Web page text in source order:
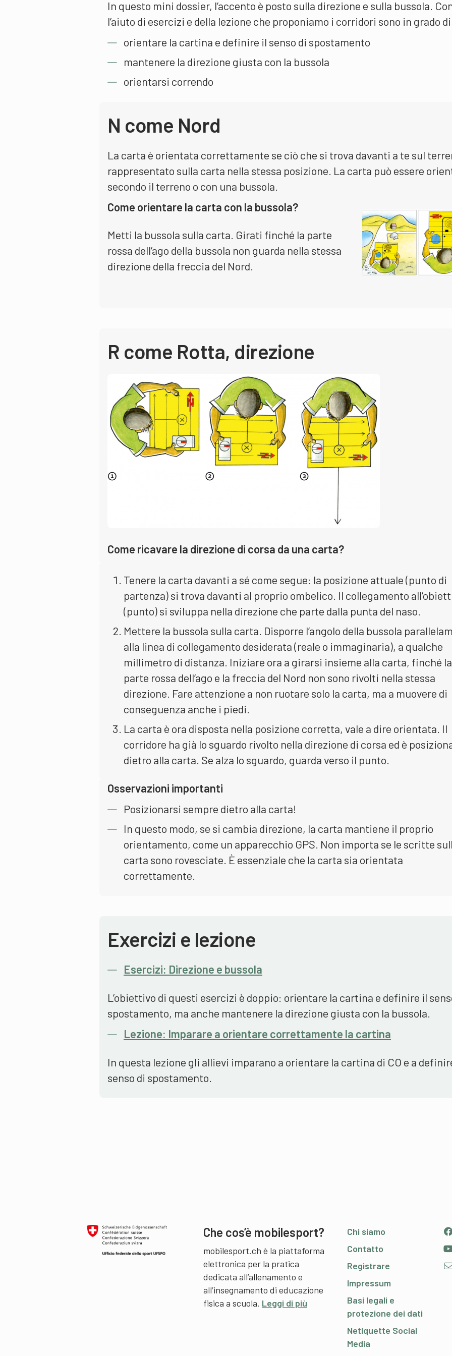
In questo mini dossier, l’accento è posto sulla direzione e sulla bussola.
l’aiuto di esercizi e della lezione che proponiamo i corridori sono in grado
orientare la cartina e definire il senso di spostamento
mantenere la direzione giusta con la bussola
orientarsi correndo
N come Nord
La carta è orientata correttamente se ciò che si trova davanti a te sul
rappresentato sulla carta nella stessa posizione. La carta può essere
secondo il terreno o con una bussola.
Come orientare la carta con la bussola?
Metti la bussola sulla carta. Girati finché la parte
rossa dell’ago della bussola non guarda nella stessa
direzione della freccia del Nord.
R come Rotta, direzione
Come ricavare la direzione di corsa da una carta?
Tenere la carta davanti a sé come segue: la posizione attuale (punto di
partenza) si trova davanti al proprio ombelico. Il collegamento
(punto) si sviluppa nella direzione che parte dalla punta del naso.
Mettere la bussola sulla carta. Disporre l’angolo della bussola
alla linea di collegamento desiderata (reale o immaginaria), a qualche
millimetro di distanza. Iniziare ora a girarsi insieme alla carta, finché la
parte rossa dell’ago e la freccia del Nord non sono rivolti nella stessa
direzione. Fare attenzione a non ruotare solo la carta, ma a muovere di
conseguenza anche i piedi.
La carta è ora disposta nella posizione corretta, vale a dire orientata. Il
corridore ha già lo sguardo rivolto nella direzione di corsa ed è
dietro alla carta. Se alza lo sguardo, guarda verso il punto.
Osservazioni importanti
Posizionarsi sempre dietro alla carta!
In questo modo, se si cambia direzione, la carta mantiene il proprio
orientamento, come un apparecchio GPS. Non importa se le scritte
carta sono rovesciate. È essenziale che la carta sia orientata
correttamente.
Exercizi e lezione
Esercizi: Direzione e bussola
L’obiettivo di questi esercizi è doppio: orientare la cartina e definire il
spostamento, ma anche mantenere la direzione giusta con la bussola.
Lezione: Imparare a orientare correttamente la cartina
In questa lezione gli allievi imparano a orientare la cartina di CO e a
senso di spostamento.
Che cos’è mobilesport?
mobilesport.ch è la piattaforma
elettronica per la pratica
dedicata all’allenamento e
all’insegnamento di educazione
fisica a scuola. Leggi di più
Chi siamo
Contatto
Registrare
Impressum
Basi legali e
protezione dei dati
Netiquette Social
Media